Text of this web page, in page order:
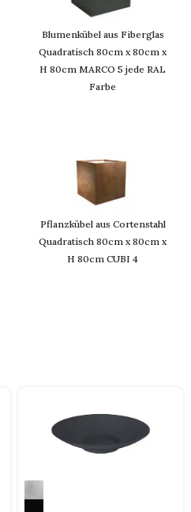
Blumenkübel aus Fiberglas
Quadratisch 80cm x 80cm x
H 80cm MARCO 5 jede RAL
Farbe
Pflanzkübel aus Cortenstahl
Quadratisch 80cm x 80cm x
H 80cm CUBI 4